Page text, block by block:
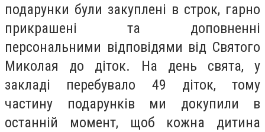
подарунки були закуплені в строк, гарно
прикрашені та доповненні
персональними відповідями від Святого
Миколая до діток. На день свята, у
закладі перебувало 49 діток, тому
частину подарунків ми докупили в
останній момент, щоб кожна дитина